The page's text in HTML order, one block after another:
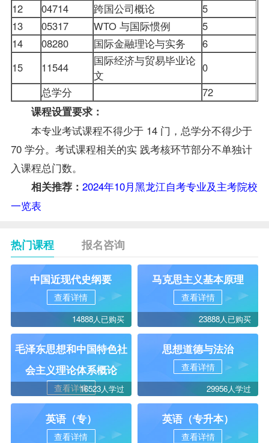
12
04714 跨国公司概论
5
13
05317 WTO 与国际惯例
5
14
08280 国际金融理论与实务
6
15
11544
国际经济与贸易毕业论
文
0
总学分
72
课程设置要求：
本专业考试课程不得少于 14 门，总学分不得少于
70 学分。考试课程相关的实 践考核环节部分不单独计
入课程总门数。
相关推荐： 2024年10月黑龙江自考专业及主考院校
一览表
热门课程 报名咨询
中国近现代史纲要
查看详情
14888人已购买
马克思主义基本原理
查看详情
23888人已购买
毛泽东思想和中国特色社
会主义理论体系概论
查看详情16523人学过
思想道德与法治
查看详情
29956人学过
英语（专）
查看详情
英语（专升本）
查看详情